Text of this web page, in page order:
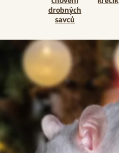
drobných
savců